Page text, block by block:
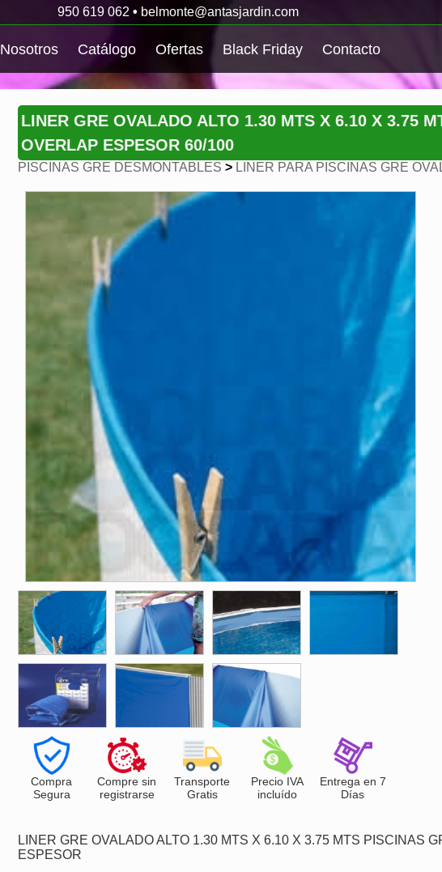
950 619 062 • belmonte@antasjardin.com
Nosotros Catálogo Ofertas Black Friday Contacto
LINER GRE OVALADO ALTO 1.30 MTS X 6.10 X 3.75
OVERLAP ESPESOR 60/100
PISCINAS GRE DESMONTABLES > LINER PARA PISCINAS GRE
Compra
Segura
Compre sin
registrarse
Transporte
Gratis
Precio IVA
incluído
Entrega en 7
Días
LINER GRE OVALADO ALTO 1.30 MTS X 6.10 X 3.75 MTS PISCINAS
ESPESOR